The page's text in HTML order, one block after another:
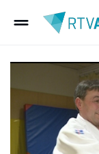
drag_handle